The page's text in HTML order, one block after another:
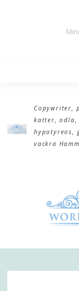
Copywriter,
katter, odla,
hypotyreos,
vackra